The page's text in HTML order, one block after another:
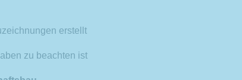
erstellt
zu beachten ist